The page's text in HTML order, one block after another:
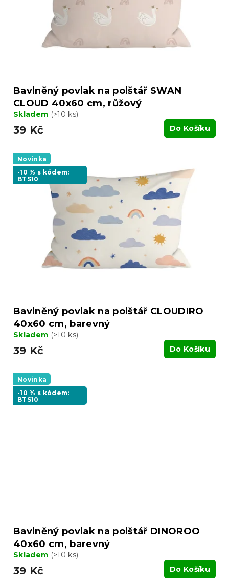
Bavlněný povlak na polštář SWAN
CLOUD 40x60 cm, růžový
Skladem (>10 ks)
39 Kč Do Košíku
Novinka
-10 % s kódem:
BTS10
Bavlněný povlak na polštář CLOUDIRO
40x60 cm, barevný
Skladem (>10 ks)
39 Kč Do Košíku
Novinka
-10 % s kódem:
BTS10
Bavlněný povlak na polštář DINOROO
40x60 cm, barevný
Skladem (>10 ks)
39 Kč Do Košíku